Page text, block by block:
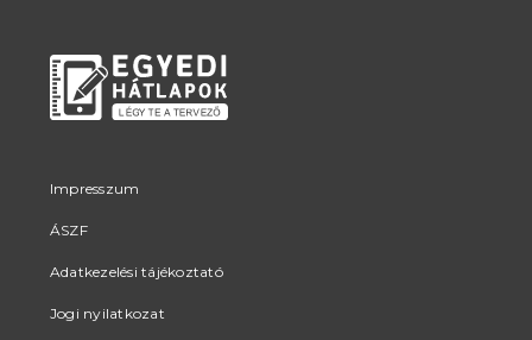
Impresszum
ÁSZF
Adatkezelési tájékoztató
Jogi nyilatkozat